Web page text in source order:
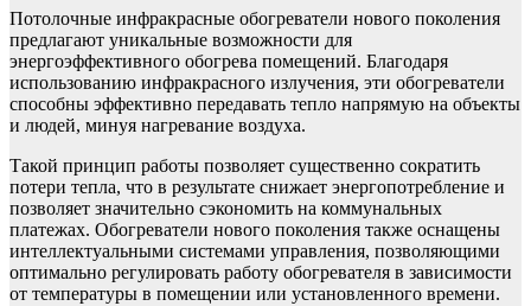
Потолочные инфракрасные обогреватели нового поколения
предлагают уникальные возможности для
энергоэффективного обогрева помещений. Благодаря
использованию инфракрасного излучения, эти обогреватели
способны эффективно передавать тепло напрямую на объекты
и людей, минуя нагревание воздуха.
Такой принцип работы позволяет существенно сократить
потери тепла, что в результате снижает энергопотребление и
позволяет значительно сэкономить на коммунальных
платежах. Обогреватели нового поколения также оснащены
интеллектуальными системами управления, позволяющими
оптимально регулировать работу обогревателя в зависимости
от температуры в помещении или установленного времени.